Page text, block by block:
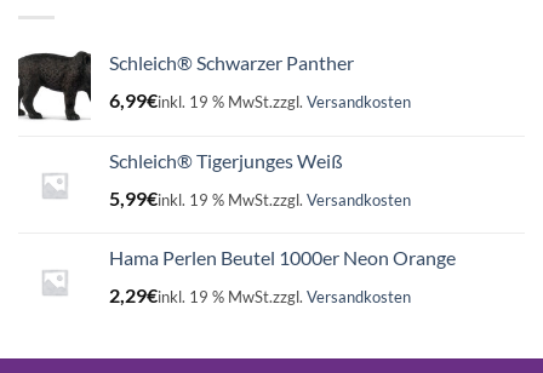
Schleich® Schwarzer Panther
6,99€inkl. 19 % MwSt.zzgl. Versandkosten
Schleich® Tigerjunges Weiß
5,99€inkl. 19 % MwSt.zzgl. Versandkosten
Hama Perlen Beutel 1000er Neon Orange
2,29€inkl. 19 % MwSt.zzgl. Versandkosten